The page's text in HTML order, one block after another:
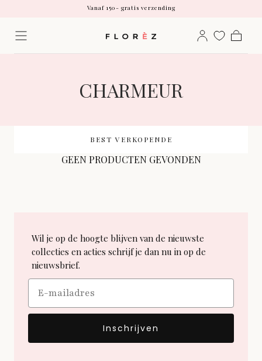
Vanaf 150- gratis verzending
Betaal achteraf met Klarna
VERZAMELING:
CHARMEUR
BEST VERKOPENDE
GEEN PRODUCTEN GEVONDEN
Wil je op de hoogte blijven van de nieuwste
collecties en acties schrijf je dan nu in op de
nieuwsbrief.
Email
Inschrijven